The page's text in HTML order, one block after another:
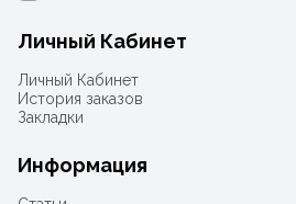
Личный Кабинет
Личный Кабинет
История заказов
Закладки
Информация